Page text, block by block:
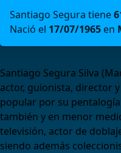
Santiago Segura tiene
Nació el 17/07/1965 en
Santiago Segura Silva
actor, guionista, director
popular por su
también y en menor
televisión, actor de
siendo además